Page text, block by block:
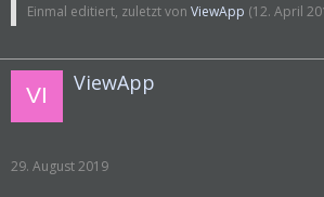
Einmal editiert, zuletzt von ViewApp (12. April
ViewApp
29. August 2019